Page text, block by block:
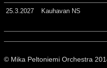
25.3.2027 Kauhavan NS
© Mika Peltoniemi Orchestra